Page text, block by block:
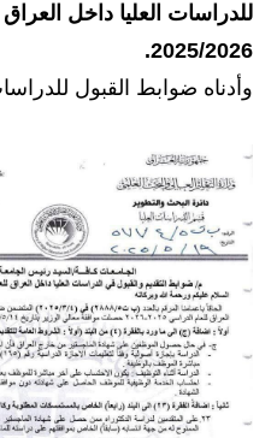
للدراسات العليا داخل
2025/2026.
وأدناه ضوابط القبول